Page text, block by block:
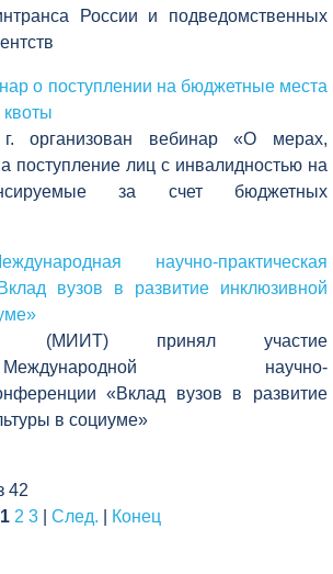
России и подведомственных
о поступлении на бюджетные места
квоты
организован вебинар «О мерах,
поступление лиц с инвалидностью на
за счет бюджетных
научно-практическая
вузов в развитие инклюзивной
принял участие
научно-
«Вклад вузов в развитие
в социуме»
42
1 2 3 След. Конец